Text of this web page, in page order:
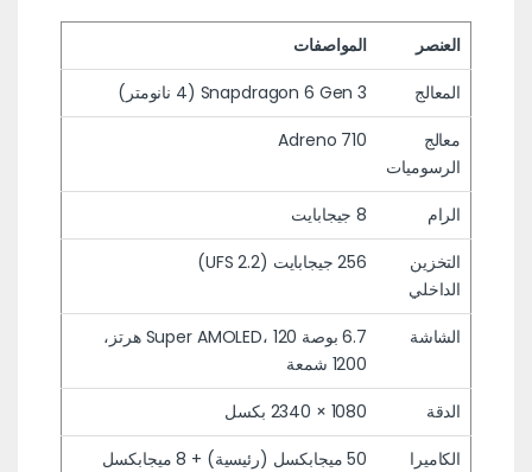
العنصر
المواصفات
المعالج
Snapdragon 6 Gen 3 (4 نانومتر)
معالج
الرسوميات
Adreno 710
الرام
8 جيجابايت
التخزين
الداخلي
256 جيجابايت (UFS 2.2)
الشاشة
6.7 بوصة Super AMOLED، 120 هرتز،
1200 شمعة
الدقة
1080 × 2340 بكسل
الكاميرا
50 ميجابكسل (رئيسية) + 8 ميجابكسل